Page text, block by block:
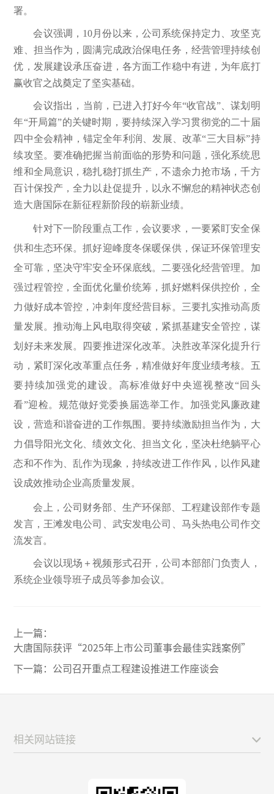
署。
会议强调，10月份以来，公司系统保持定力、攻坚克
难、担当作为，圆满完成政治保电任务，经营管理持续创
优，发展建设承压奋进，各方面工作稳中有进，为年底打
赢收官之战奠定了坚实基础。
会议指出，当前，已进入打好今年“收官战”、谋划明
年“开局篇”的关键时期，要持续深入学习贯彻党的二十届
四中全会精神，锚定全年利润、发展、改革“三大目标”持
续攻坚。要准确把握当前面临的形势和问题，强化系统思
维和全局意识，稳扎稳打抓生产，不遗余力抢市场，千方
百计保投产，全力以赴促提升，以永不懈怠的精神状态创
造大唐国际在新征程新阶段的崭新业绩。
针对下一阶段重点工作，会议要求， 一要紧盯安全保
供和生态环保。抓好迎峰度冬保暖保供，保证环保管理安
全可靠，坚决守牢安全环保底线。 二要强化经营管理。加
强过程管控，全面优化量价统筹，抓好燃料保供控价，全
力做好成本管控，冲刺年度经营目标。 三要扎实推动高质
量发展。推动海上风电取得突破，紧抓基建安全管控，谋
划好未来发展。
四要推进深化改革。决胜改革深化提升行
动，紧盯深化改革重点任务，精准做好年度业绩考核。 五
要持续加强党的建设。高标准做好中央巡视整改“回头
看”迎检。规范做好党委换届选举工作。加强党风廉政建
设，营造和谐奋进的工作氛围。要持续激励担当作为，大
力倡导阳光文化、绩效文化、担当文化，坚决杜绝躺平心
态和不作为、乱作为现象，持续改进工作作风，以作风建
设成效推动企业高质量发展。
会上，公司财务部、生产环保部、工程建设部作专题
发言，王滩发电公司、武安发电公司、马头热电公司作交
流发言。
会议以现场＋视频形式召开，公司本部部门负责人，
系统企业领导班子成员等参加会议。
上一篇：
大唐国际获评“2025年上市公司董事会最佳实践案例”
下一篇： 公司召开重点工程建设推进工作座谈会
相关网站链接